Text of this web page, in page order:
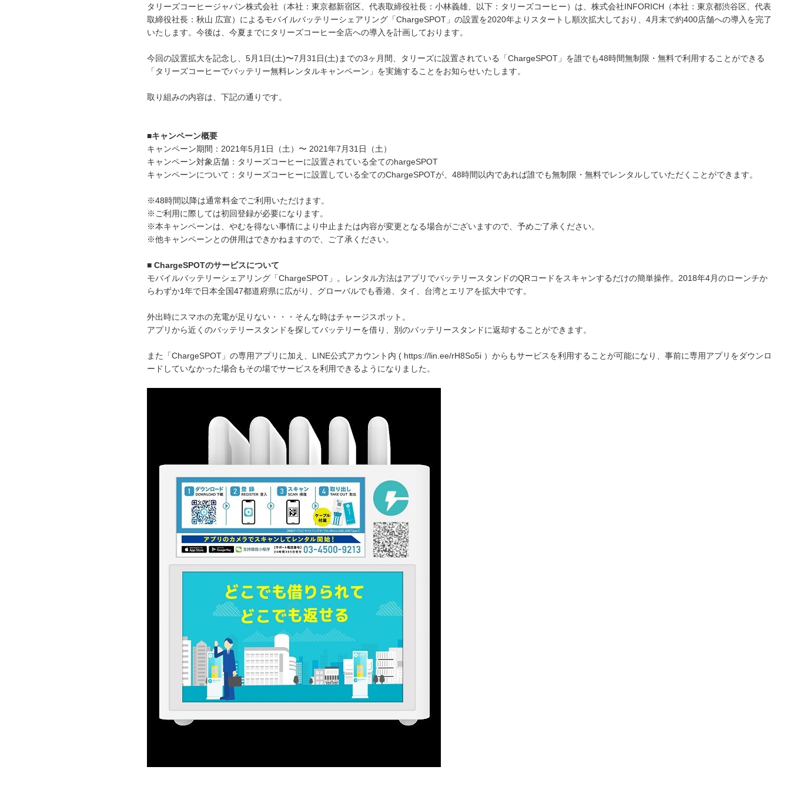
タリーズコーヒージャパン株式会社（本社：東京都新宿区、代表取締役社長：小林義雄、以下：タリーズコーヒー）は、株式会社INFORICH（本社：東京都渋谷区、代表
取締役社長：秋山 広宣）によるモバイルバッテリーシェアリング「ChargeSPOT」の設置を2020年よりスタートし順次拡大しており、4月末で約400店舗への導入を完了
いたします。今後は、今夏までにタリーズコーヒー全店への導入を計画しております。
今回の設置拡大を記念し、5月1日(土)〜7月31日(土)までの3ヶ月間、タリーズに設置されている「ChargeSPOT」を誰でも48時間無制限・無料で利用することができる
「タリーズコーヒーでバッテリー無料レンタルキャンペーン」を実施することをお知らせいたします。
取り組みの内容は、下記の通りです。
■キャンペーン概要
キャンペーン期間：2021年5月1日（土）〜 2021年7月31日（土）
キャンペーン対象店舗：タリーズコーヒーに設置されている全てのhargeSPOT
キャンペーンについて：タリーズコーヒーに設置している全てのChargeSPOTが、48時間以内であれば誰でも無制限・無料でレンタルしていただくことができます。
※48時間以降は通常料金でご利用いただけます。
※ご利用に際しては初回登録が必要になります。
※本キャンペーンは、やむを得ない事情により中止または内容が変更となる場合がございますので、予めご了承ください。
※他キャンペーンとの併用はできかねますので、ご了承ください。
■ ChargeSPOTのサービスについて
モバイルバッテリーシェアリング「ChargeSPOT」。レンタル方法はアプリでバッテリースタンドのQRコードをスキャンするだけの簡単操作。2018年4月のローンチか
らわずか1年で日本全国47都道府県に広がり、グローバルでも香港、タイ、台湾とエリアを拡大中です。
外出時にスマホの充電が足りない・・・そんな時はチャージスポット。
アプリから近くのバッテリースタンドを探してバッテリーを借り、別のバッテリースタンドに返却することができます。
また「ChargeSPOT」の専用アプリに加え、LINE公式アカウント内 ( https://lin.ee/rH8So5i ）からもサービスを利用することが可能になり、事前に専用アプリをダウンロ
ードしていなかった場合もその場でサービスを利用できるようになりました。